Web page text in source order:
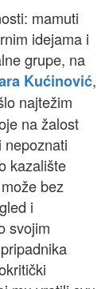
mamuti
idejama i
grupe, na
Kućinović,
najtežim
na žalost
nepoznati
kazalište
bez
i
svojim